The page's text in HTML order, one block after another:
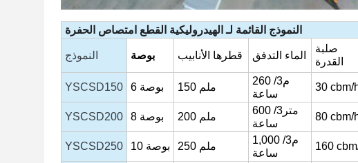
النموذج القائمة لـ الهيدروليكية القطع امتصاص الحفرة
النموذج بوصة قطرها الأنابيب الماء التدفق
صلبة
القدرة
YSCSD150 6 بوصة 150 ملم
260 م3/
ساعة
30 cbm/
YSCSD200 8 بوصة 200 ملم
600 متر3/
ساعة
80 cbm/
YSCSD250 10 بوصة 250 ملم
1,000 م3/
ساعة
160